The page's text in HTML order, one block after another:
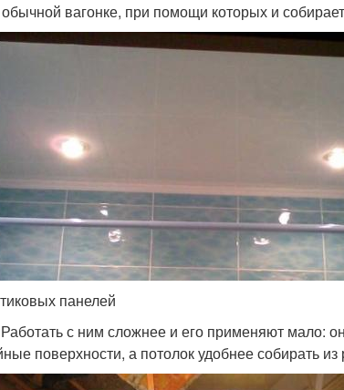
вагонке, при помощи которых и
панелей
с ним сложнее и его применяют мало:
поверхности, а потолок удобнее собирать из